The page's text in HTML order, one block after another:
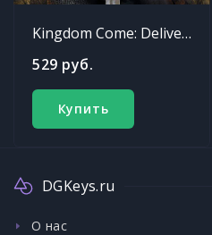
Kingdom Come: Deliverance
529 руб.
Купить
DGKeys.ru
О нас